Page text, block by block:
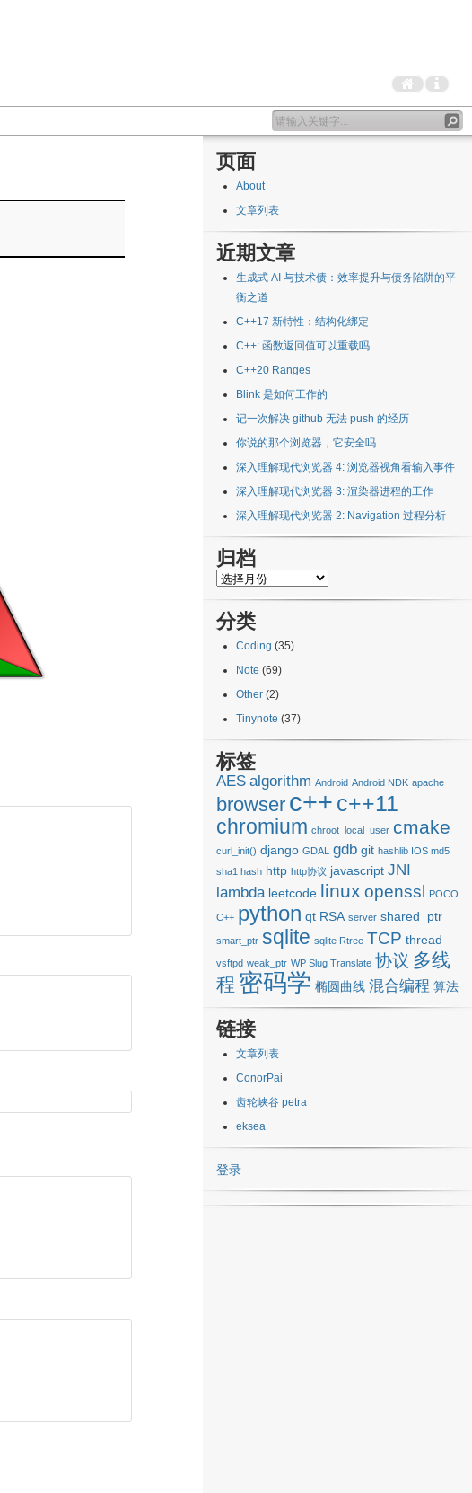
页面
About
文章列表
近期文章
生成式 AI 与技术债：效率提升与债务陷阱的平
衡之道
C++17 新特性：结构化绑定
C++: 函数返回值可以重载吗
C++20 Ranges
Blink 是如何工作的
记一次解决 github 无法 push 的经历
你说的那个浏览器，它安全吗
深入理解现代浏览器 4: 浏览器视角看输入事件
深入理解现代浏览器 3: 渲染器进程的工作
深入理解现代浏览器 2: Navigation 过程分析
归档
归
档
分类
Coding (35)
Note (69)
Other (2)
Tinynote (37)
标签
AES algorithm Android Android NDK apache
browser c++ c++11
chromium chroot_local_user cmake
curl_init() django GDAL gdb git hashlib IOS md5
sha1 hash http http协议 javascript JNI
lambda leetcode linux openssl POCO
C++ python qt RSA server shared_ptr
smart_ptr sqlite sqlite Rtree TCP thread
vsftpd weak_ptr WP Slug Translate 协议 多线
程 密码学 椭圆曲线 混合编程 算法
链接
文章列表
ConorPai
齿轮峡谷 petra
eksea
登录